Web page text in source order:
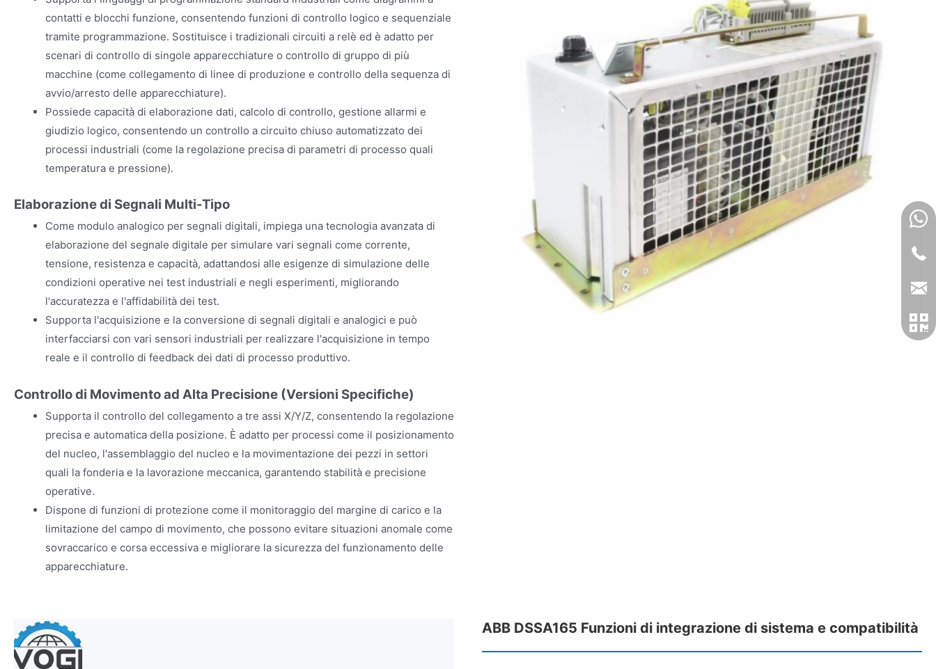
contatti e blocchi funzione, consentendo funzioni di controllo logico e sequenziale
tramite programmazione. Sostituisce i tradizionali circuiti a relè ed è adatto per
scenari di controllo di singole apparecchiature o controllo di gruppo di più
macchine (come collegamento di linee di produzione e controllo della sequenza di
avvio/arresto delle apparecchiature).
Possiede capacità di elaborazione dati, calcolo di controllo, gestione allarmi e
giudizio logico, consentendo un controllo a circuito chiuso automatizzato dei
processi industriali (come la regolazione precisa di parametri di processo quali
temperatura e pressione).
Elaborazione di Segnali Multi-Tipo
Come modulo analogico per segnali digitali, impiega una tecnologia avanzata di
elaborazione del segnale digitale per simulare vari segnali come corrente,
tensione, resistenza e capacità, adattandosi alle esigenze di simulazione delle
condizioni operative nei test industriali e negli esperimenti, migliorando
l'accuratezza e l'affidabilità dei test.
Supporta l'acquisizione e la conversione di segnali digitali e analogici e può
interfacciarsi con vari sensori industriali per realizzare l'acquisizione in tempo
reale e il controllo di feedback dei dati di processo produttivo.
Controllo di Movimento ad Alta Precisione (Versioni Specifiche)
Supporta il controllo del collegamento a tre assi X/Y/Z, consentendo la regolazione
precisa e automatica della posizione. È adatto per processi come il posizionamento
del nucleo, l'assemblaggio del nucleo e la movimentazione dei pezzi in settori
quali la fonderia e la lavorazione meccanica, garantendo stabilità e precisione
operative.
Dispone di funzioni di protezione come il monitoraggio del margine di carico e la
limitazione del campo di movimento, che possono evitare situazioni anomale come
sovraccarico e corsa eccessiva e migliorare la sicurezza del funzionamento delle
apparecchiature.
ABB DSSA165 Funzioni di integrazione di sistema e compatibilità